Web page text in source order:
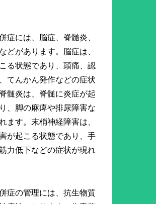
症には、脳症、脊髄炎、
どがあります。脳症は、
る状態であり、頭痛、認
てんかん発作などの症状
髄炎は、脊髄に炎症が起
、脚の麻痺や排尿障害な
ます。末梢神経障害は、
が起こる状態であり、手
力低下などの症状が現れ
症の管理には、抗生物質